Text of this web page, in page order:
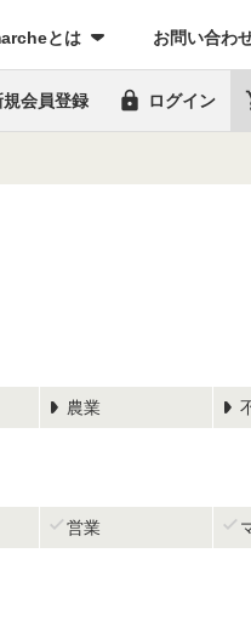
とは お問い合わ
規会員登録  ログイン
農業
 営業 